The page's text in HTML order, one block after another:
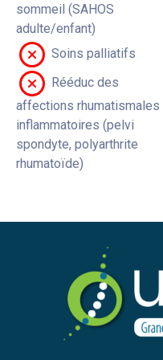
sommeil (SAHOS
adulte/enfant)
Soins palliatifs
Rééduc des
affections rhumatismales
inflammatoires (pelvi
spondyte, polyarthrite
rhumatoïde)